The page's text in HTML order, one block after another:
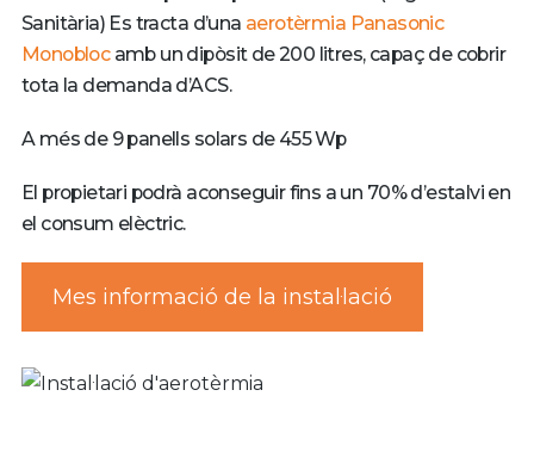
Sanitària) Es tracta d’una aerotèrmia Panasonic
Monoblocamb un dipòsit de 200 litres, capaç de cobrir
tota la demanda d’ACS.
A més de 9 panells solars de 455 Wp
El propietari podrà aconseguir fins a un 70% d’estalvi en
el consum elèctric.
Mes informació de la instal·lació